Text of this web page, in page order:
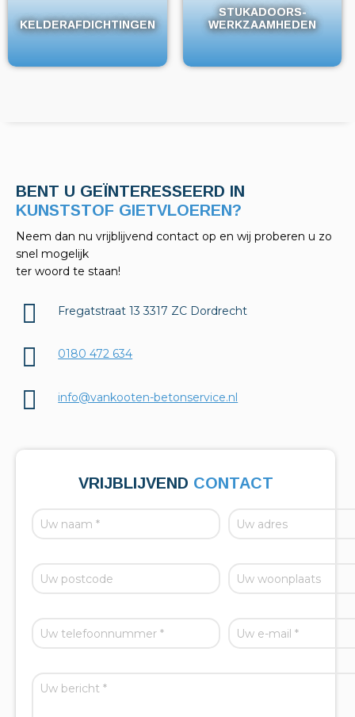
KELDERAFDICHTINGEN
KELDERAFDICHTINGEN
STUKADOORS-
WERKZAAMHEDEN
STUKADOORS-
WERKZAAMHEDEN
BENT U GEÏNTERESSEERD IN
KELDERAFDICHTINGEN?
Neem dan nu vrijblijvend contact op en wij proberen u zo
snel mogelijk
ter woord te staan!
Fregatstraat 13 3317 ZC Dordrecht
0180 472 634
info@vankooten-betonservice.nl
VRIJBLIJVEND CONTACT